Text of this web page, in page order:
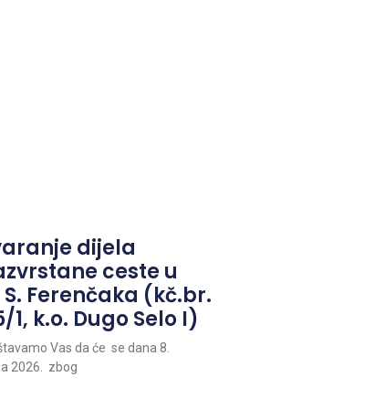
dijela
ceste u
S. Ferenčaka (kč.br.
1, k.o. Dugo Selo I)
Vas da će se dana 8.
2026. zbog